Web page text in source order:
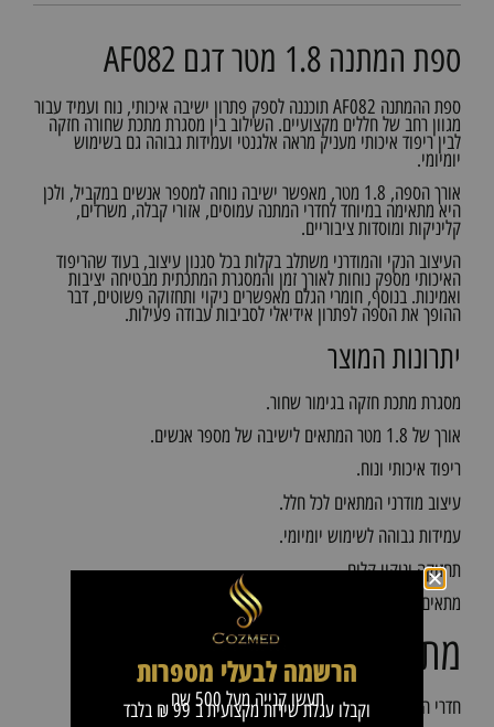
ספת המתנה 1.8 מטר דגם AF082
ספת ההמתנה AF082 תוכננה לספק פתרון ישיבה איכותי, נוח ועמיד עבור
מגוון רחב של חללים מקצועיים. השילוב בין מסגרת מתכת שחורה חזקה
לבין ריפוד איכותי מעניק מראה אלגנטי ועמידות גבוהה גם בשימוש
יומיומי.
אורך הספה, 1.8 מטר, מאפשר ישיבה נוחה למספר אנשים במקביל, ולכן
היא מתאימה במיוחד לחדרי המתנה עמוסים, אזורי קבלה, משרדים,
קליניקות ומוסדות ציבוריים.
העיצוב הנקי והמודרני משתלב בקלות בכל סגנון עיצוב, בעוד שהריפוד
האיכותי מספק נוחות לאורך זמן והמסגרת המתכתית מבטיחה יציבות
ואמינות. בנוסף, חומרי הגלם מאפשרים ניקוי ותחזוקה פשוטים, דבר
ההופך את הספה לפתרון אידיאלי לסביבות עבודה פעילות.
יתרונות המוצר
מסגרת מתכת חזקה בגימור שחור.
אורך של 1.8 מטר המתאים לישיבה של מספר אנשים.
ריפוד איכותי ונוח.
עיצוב מודרני המתאים לכל חלל.
עמידות גבוהה לשימוש יומיומי.
תחזוקה וניקוי קלים.
מתאים למשרדים, קליניקות, מכוני יופי, מספרות וחדרי המתנה.
מתאים עבור
חדרי המתנה
הרשמה לבעלי מספרות
תעשו קנייה מעל 500 שח
וקבלו עגלת שירות מקצועית ב 99 ₪ בלבד